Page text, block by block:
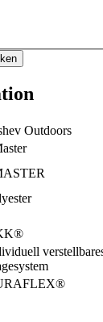
Outdoors